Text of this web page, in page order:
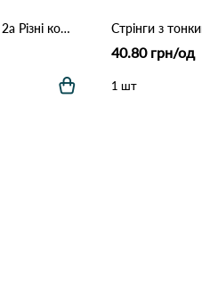
Труси жіночі HONS Y-01 2а Різні кольори
40.80 грн/од
1 шт